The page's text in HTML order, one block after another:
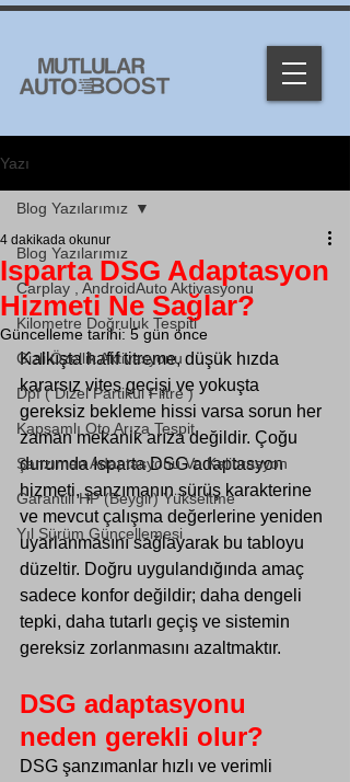
Yazı
Blog Yazılarımız
Carplay , AndroidAuto Aktivasyonu
Kilometre Doğruluk Tespiti
Gizli Özellik Aktivasyonu
Dpf ( Dizel Partikül Filtre )
Kapsamlı Oto Arıza Tespit
Şanzıman Adaptasyonu Ve Kalibrasyon
Garantili HP (Beygir) Yükseltme
Yıl Sürüm Güncellemesi
Blog Yazılarımız
Isparta DSG Adaptasyon
Hizmeti Ne Sağlar?
4 dakikada okunur
Güncelleme tarihi:5 gün önce
Kalkışta hafif titreme, düşük hızda
kararsız vites geçişi ve yokuşta
gereksiz bekleme hissi varsa sorun her
zaman mekanik arıza değildir. Çoğu
durumda Isparta DSG adaptasyon
hizmeti, şanzımanın sürüş karakterine
ve mevcut çalışma değerlerine yeniden
uyarlanmasını sağlayarak bu tabloyu
düzeltir. Doğru uygulandığında amaç
sadece konfor değildir; daha dengeli
tepki, daha tutarlı geçiş ve sistemin
gereksiz zorlanmasını azaltmaktır.
DSG adaptasyonu
neden gerekli olur?
DSG şanzımanlar hızlı ve verimli